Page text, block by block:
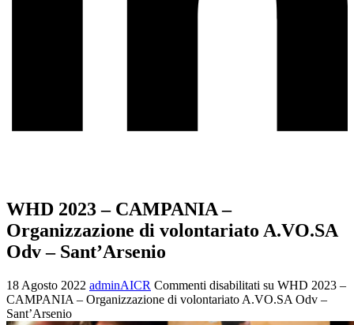
WHD 2023 – CAMPANIA –
Organizzazione di volontariato A.VO.SA
Odv – Sant’Arsenio
18 Agosto 2022 adminAICR Commenti disabilitati su WHD 2023 –
CAMPANIA – Organizzazione di volontariato A.VO.SA Odv –
Sant’Arsenio